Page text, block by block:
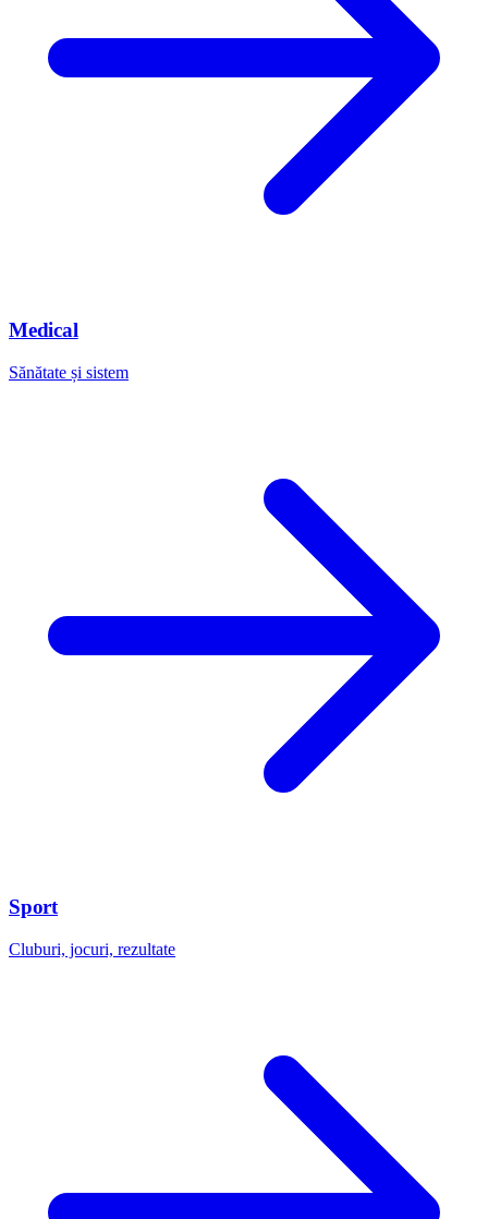
Medical
Sănătate și sistem
Sport
Cluburi, jocuri, rezultate